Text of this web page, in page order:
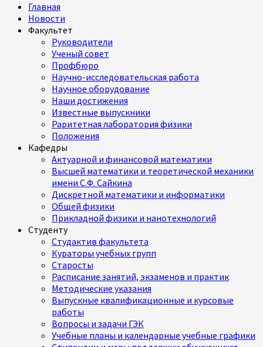
Главная
Новости
Факультет
Руководители
Ученый совет
Профбюро
Научно-исследовательская работа
Научное оборудование
Наши достижения
Известные выпускники
Раритетная лаборатория физики
Положения
Кафедры
Актуарной и финансовой математики
Высшей математики и теоретической механики
имени С.Ф. Сайкина
Дискретной математики и информатики
Общей физики
Прикладной физики и нанотехнологий
Студенту
Студактив факультета
Кураторы учебных групп
Старосты
Расписание занятий, экзаменов и практик
Методические указания
Выпускные квалификационные и курсовые
работы
Вопросы и задачи ГЭК
Учебные планы и календарные учебные графики